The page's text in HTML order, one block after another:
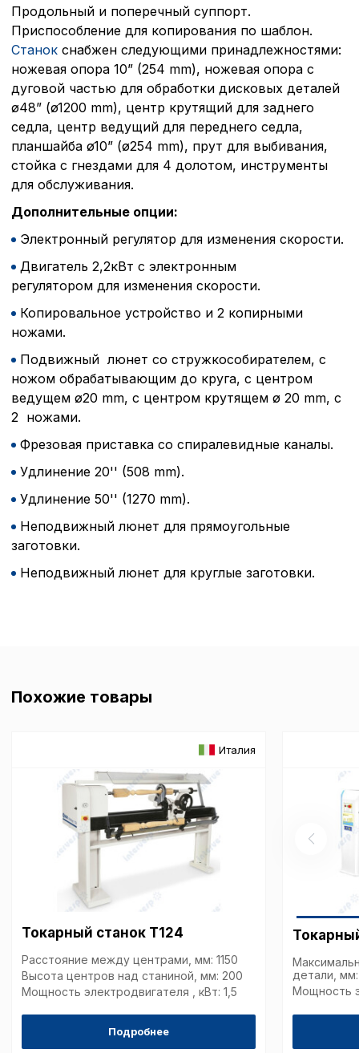
Продольный и поперечный суппорт.
Приспособление для копирования по шаблон.
Станок снабжен следующими принадлежностями:
ножевая опора 10” (254 mm), ножевая опора с
дуговой частью для обработки дисковых деталей
ø48” (ø1200 mm), центр крутящий для заднего
седла, центр ведущий для переднего седла,
планшайба ø10” (ø254 mm), прут для выбивания,
стойка с гнездами для 4 долотом, инструменты
для обслуживания.
Дополнительные опции:
Электронный регулятор для изменения скорости.
Двигатель 2,2кВт с электронным
регулятором для изменения скорости.
Копировальное устройство и 2 копирными
ножами.
Подвижный люнет со стружкособирателем, с
ножом обрабатывающим до круга, с центром
ведущем ø20 mm, с центром крутящем ø 20 mm, с
2 ножами.
Фрезовая приставка со спиралевидные каналы.
Удлинение 20'' (508 mm).
Удлинение 50'' (1270 mm).
Неподвижный люнет для прямоугольные
заготовки.
Неподвижный люнет для круглые заготовки.
Похожие товары
Италия
Токарный станок T124
Расстояние между центрами, мм: 1150
Высота центров над станиной, мм: 200
Мощность электродвигателя , кВт: 1,5
Подробнее
детали,
Мощность
Политика в
обработки сookies
Вы можете настроить
Ваш выбор настроек на
этого периода Сайт
настроек файлов cookie
согласие) в любое
Аналитические
cookie файлов не
определять
пользователей
наиболее и
страницы и
совершенствованию
исходя из